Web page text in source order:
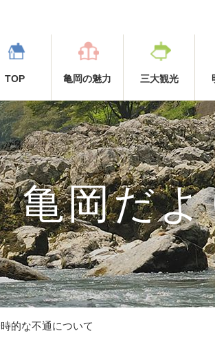
TOP 亀岡の魅力 三大観光
亀岡だよ
的な不通について